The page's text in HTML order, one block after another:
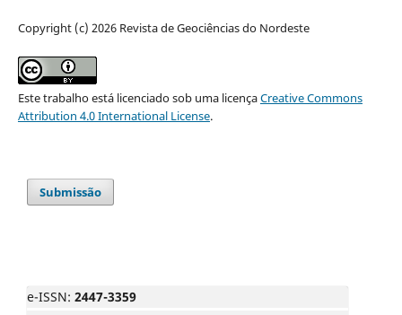
Copyright (c) 2026 Revista de Geociências do Nordeste
Este trabalho está licenciado sob uma licençaCreative Commons
Attribution 4.0 International License.
Submissão
e-ISSN: 2447-3359